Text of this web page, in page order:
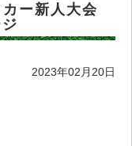
ー新人大会
2023年02月20日